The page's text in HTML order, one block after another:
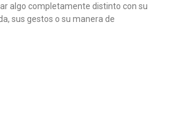
algo completamente distinto con su
sus gestos o su manera de